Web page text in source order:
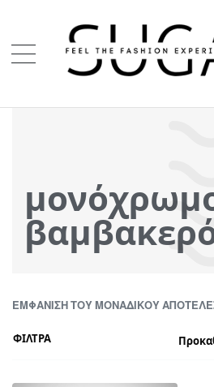
ΕΜΦΆΝΙΣΗ ΤΟΥ ΜΟΝΑΔΙΚΟΎ
ΦΙΛΤΡΑ